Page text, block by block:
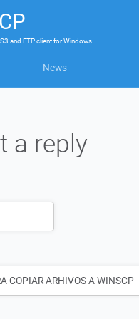
S3 and FTP clientforWindows
News
a reply